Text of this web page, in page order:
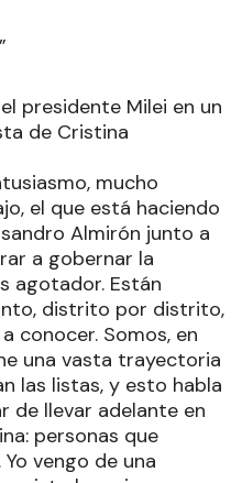
presidente Milei en un
de Cristina
mucho
el que está haciendo
Almirón junto a
a gobernar la
agotador. Están
distrito por distrito,
conocer. Somos, en
una vasta trayectoria
las listas, y esto habla
de llevar adelante en
personas que
vengo de una